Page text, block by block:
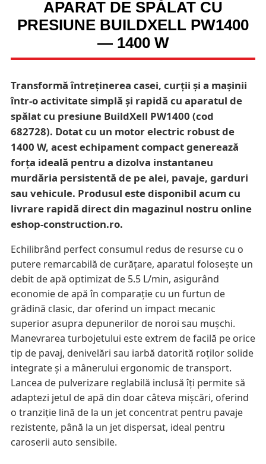
APARAT DE SPĂLAT CU
PRESIUNE BUILDXELL PW1400
— 1400 W
Transformă întreținerea casei, curții și a mașinii
într-o activitate simplă și rapidă cu aparatul de
spălat cu presiune BuildXell PW1400 (cod
682728). Dotat cu un motor electric robust de
1400 W, acest echipament compact generează
forța ideală pentru a dizolva instantaneu
murdăria persistentă de pe alei, pavaje, garduri
sau vehicule. Produsul este disponibil acum cu
livrare rapidă direct din magazinul nostru online
eshop-construction.ro.
Echilibrând perfect consumul redus de resurse cu o
putere remarcabilă de curățare, aparatul folosește un
debit de apă optimizat de 5.5 L/min, asigurând
economie de apă în comparație cu un furtun de
grădină clasic, dar oferind un impact mecanic
superior asupra depunerilor de noroi sau mușchi.
Manevrarea turbojetului este extrem de facilă pe orice
tip de pavaj, denivelări sau iarbă datorită roților solide
integrate și a mânerului ergonomic de transport.
Lancea de pulverizare reglabilă inclusă îți permite să
adaptezi jetul de apă din doar câteva mișcări, oferind
o tranziție lină de la un jet concentrat pentru pavaje
rezistente, până la un jet dispersat, ideal pentru
caroserii auto sensibile.